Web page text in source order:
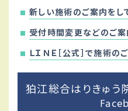
新しい施術のご案内をし
受付時間変更などのご案
ＬＩＮＥ［公式］で施術の
狛江総合はりきゅ